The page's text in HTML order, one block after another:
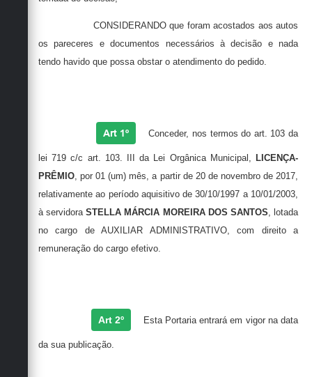
CONSIDERANDO que foram acostados aos autos
os pareceres e documentos necessários à decisão e nada
tendo havido que possa obstar o atendimento do pedido.
Art 1º Conceder, nos termos do art. 103 da
lei 719 c/c art. 103. III da Lei Orgânica Municipal, LICENÇA-
PRÊMIO, por 01 (um) mês, a partir de 20 de novembro de 2017,
relativamente ao período aquisitivo de 30/10/1997 a 10/01/2003,
à servidoraSTELLA MÁRCIA MOREIRA DOS SANTOS, lotada
no cargo de AUXILIAR ADMINISTRATIVO, com direito a
remuneração do cargo efetivo.
Art 2º Esta Portaria entrará em vigor na data
da sua publicação.